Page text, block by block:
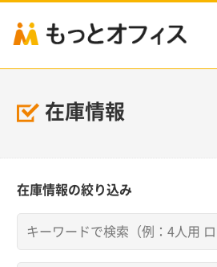
在庫情報
在庫情報の絞り込み